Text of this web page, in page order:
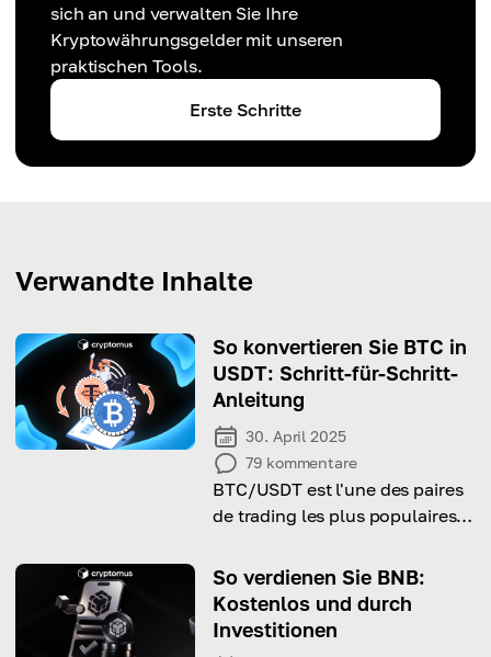
sich an und verwalten Sie Ihre
Kryptowährungsgelder mit unseren
praktischen Tools.
Erste Schritte
Verwandte Inhalte
So konvertieren Sie BTC in
USDT: Schritt-für-Schritt-
Anleitung
30. April 2025
79 kommentare
BTC/USDT est l'une des paires
de trading les plus populaires
monnaies. Mais cela
fonctionnera-t-il pour vous ?
So verdienen Sie BNB:
Kostenlos und durch
Investitionen